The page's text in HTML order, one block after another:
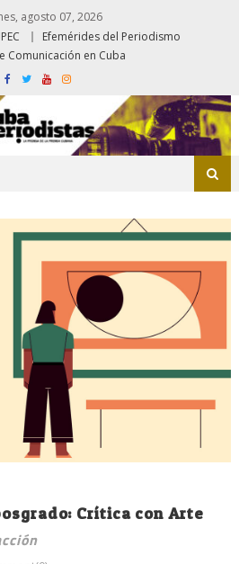
agosto 07, 2026
Efemérides del Periodismo
Comunicación en Cuba
Crítica con Arte